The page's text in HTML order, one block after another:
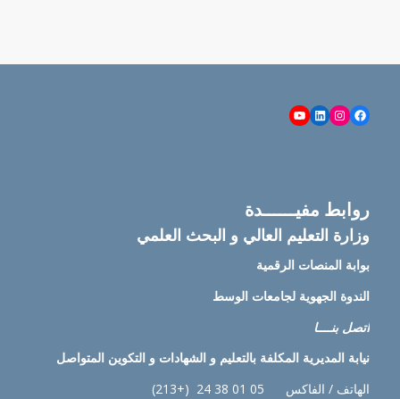
Facebook
Instagram
LinkedIn
YouTube
روابط مفيــــــدة
وزارة التعليم العالي و البحث العلمي
بوابة المنصات الرقمية
الندوة الجهوية لجامعات الوسط
اتصل بنــــا
نيابة المديرية المكلفة بالتعليم و الشهادات و التكوين المتواصل
الهاتف / الفاكس 05 01 38 24 (+213)